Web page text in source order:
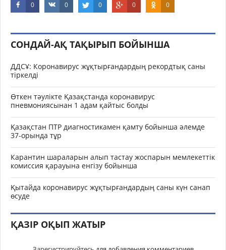
0 0 0 0 0
СОНДАЙ-АҚ ТАҚЫРЫП БОЙЫНША
ДДСҰ: Коронавирус жұқтырғандардың рекордтық саны
тіркелді
Өткен тәулікте Қазақстанда коронавирус
пневмониясынан 1 адам қайтыс болды
Қазақстан ПТР диагностикамен қамту бойынша әлемде
37-орында тұр
Карантин шараларын алып тастау жоспарын мемлекеттік
комиссия қарауына енгізу бойынша
Қытайда коронавирус жұқтырғандардың саны күн санап
өсуде
ҚАЗІР ОҚЫП ЖАТЫР